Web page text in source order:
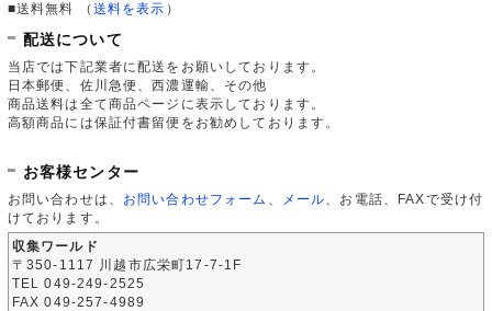
■送料無料
（ 送料を表示 ）
配送について
当店では下記業者に配送をお願いしております。
日本郵便、佐川急便、西濃運輸、その他
商品送料は全て商品ページに表示しております。
高額商品には保証付書留便をお勧めしております。
お客様センター
お問い合わせは、 お問い合わせフォーム メール 、お電話、FAXで受け付
けております。
収集ワールド
〒350-1117 川越市広栄町17-7-1F
TEL 049-249-2525
FAX 049-257-4989